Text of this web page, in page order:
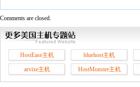
Comments are closed.
HostEase主机 bluehost主机
arvixe主机 HostMonster主机